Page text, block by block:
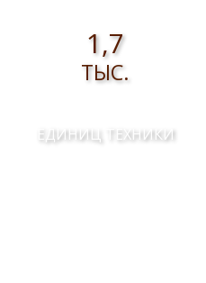
1,7
ТЫС.
ЕДИНИЦ ТЕХНИКИ